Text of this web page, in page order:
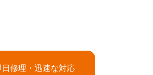
修理・迅速な対応